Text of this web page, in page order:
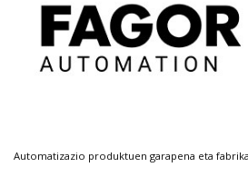
Automatizazio produktuen garapena eta